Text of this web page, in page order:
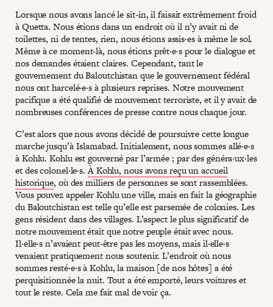
Lorsque nous avons lancé le sit-in, il faisait extrêmement froid
à Quetta. Nous étions dans un endroit où il n’y avait ni de
toilettes, ni de tentes, rien, nous étions assis·es à même le sol.
Même à ce moment-là, nous étions prêt·e·s pour le dialogue et
nos demandes étaient claires. Cependant, tant le
gouvernement du Baloutchistan que le gouvernement fédéral
nous ont harcelé·e·s à plusieurs reprises. Notre mouvement
pacifique a été qualifié de mouvement terroriste, et il y avait de
nombreuses conférences de presse contre nous chaque jour.
C’est alors que nous avons décidé de poursuivre cette longue
marche jusqu’à Islamabad. Initialement, nous sommes allé·e·s
à Kohlu. Kohlu est gouverné par l’armée ; par des généra·ux·les
et des colonel·le·s.À Kohlu, nous avons reçu un accueil
historique, où des milliers de personnes se sont rassemblées.
Vous pouvez appeler Kohlu une ville, mais en fait la géographie
du Baloutchistan est telle qu’elle est parsemée de colonies. Les
gens résident dans des villages. L’aspect le plus significatif de
notre mouvement était que notre peuple était avec nous.
Il·elle·s n’avaient peut-être pas les moyens, mais il·elle·s
venaient pratiquement nous soutenir. L’endroit où nous
sommes resté·e·s à Kohlu, la maison [de nos hôtes] a été
perquisitionnée la nuit. Tout a été emporté, leurs voitures et
tout le reste. Cela me fait mal de voir ça.